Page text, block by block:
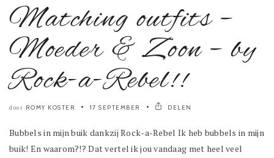
Matching outfits –
Moeder & Zoon – by
Rock-a-Rebel!!
door ROMY KOSTER 17 SEPTEMBER DELEN
Bubbels in mijn buik dankzij Rock-a-Rebel Ik heb bubbels in mijn
buik! En waarom?!? Dat vertel ik jou vandaag met heel veel